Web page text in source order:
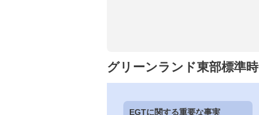
グリーンランド東部標準時
EGTに関する重要な事実